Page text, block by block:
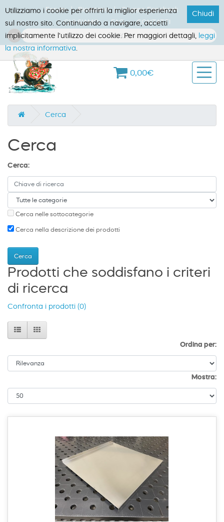
Forum Ricettario
Gruppo Facebook
CHI SIAMO
FAQ CONTATTI
0,00€
Cerca
Cerca
Cerca:
Cerca nelle sottocategorie
Cerca nella descrizione dei prodotti
Prodotti che soddisfano i criteri
di ricerca
Confronta i prodotti (0)
Ordina per:
Mostra:
Chiudi
Utilizziamo i cookie per offrirti la miglior esperienza
sul nostro sito. Continuando a navigare, accetti
implicitamente l'utilizzo dei cookie. Per maggiori dettagli, leggi
la nostra informativa.